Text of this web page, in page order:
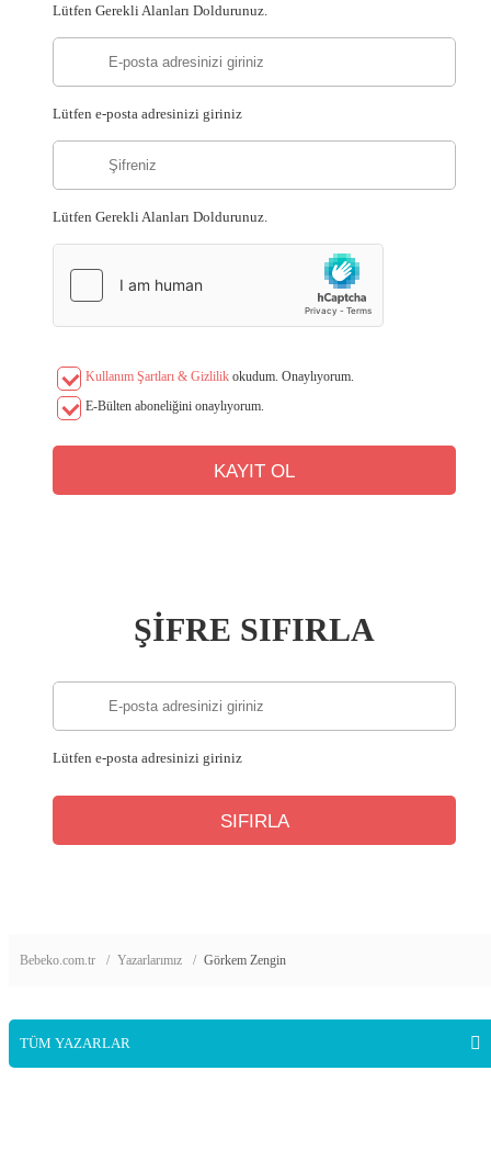
Lütfen Gerekli Alanları Doldurunuz.
Lütfen e-posta adresinizi giriniz
Lütfen Gerekli Alanları Doldurunuz.
Kullanım Şartları & Gizlilik okudum. Onaylıyorum.
E-Bülten aboneliğini onaylıyorum.
ŞİFRE SIFIRLA
Lütfen e-posta adresinizi giriniz
Bebeko.com.tr Yazarlarımız Görkem Zengin